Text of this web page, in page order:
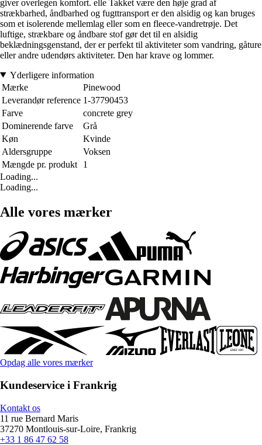
giver overlegen komfort. elle Takket være den høje grad af
strækbarhed, åndbarhed og fugttransport er den alsidig og kan bruges
som et isolerende mellemlag eller som en fleece-vandretrøje. Det
luftige, strækbare og åndbare stof gør det til en alsidig
beklædningsgenstand, der er perfekt til aktiviteter som vandring, gåture
eller andre udendørs aktiviteter. Den har krave og lommer.
Yderligere information
Mærke
Pinewood
Leverandør reference 1-37790453
Farve
concrete grey
Dominerende farve
Grå
Køn
Kvinde
Aldersgruppe
Voksen
Mængde pr. produkt
1
Loading...
Loading...
Alle vores mærker
Opdag alle vores mærker
Kundeservice i Frankrig
Kontakt os
11 rue Bernard Maris
37270 Montlouis-sur-Loire, Frankrig
+33 1 86 47 62 58